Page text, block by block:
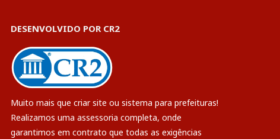
DESENVOLVIDO POR CR2
Muito mais que criar site ou sistema para prefeituras!
Realizamos uma assessoria completa, onde
garantimos em contrato que todas as exigências